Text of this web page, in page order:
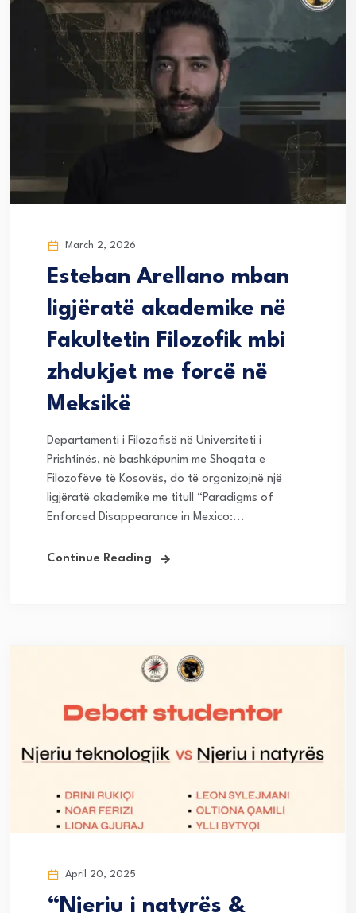
March 2, 2026
Esteban Arellano mban
ligjëratë akademike në
Fakultetin Filozofik mbi
zhdukjet me forcë në
Meksikë
Departamenti i Filozofisë në Universiteti i
Prishtinës, në bashkëpunim me Shoqata e
Filozofëve të Kosovës, do të organizojnë një
ligjëratë akademike me titull “Paradigms of
Enforced Disappearance in Mexico:...
Continue Reading
April 20, 2025
“Njeriu i natyrës &